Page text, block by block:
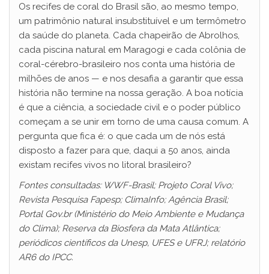
Os recifes de coral do Brasil são, ao mesmo tempo,
um patrimônio natural insubstituível e um termômetro
da saúde do planeta. Cada chapeirão de Abrolhos,
cada piscina natural em Maragogi e cada colônia de
coral-cérebro-brasileiro nos conta uma história de
milhões de anos — e nos desafia a garantir que essa
história não termine na nossa geração. A boa notícia
é que a ciência, a sociedade civil e o poder público
começam a se unir em torno de uma causa comum. A
pergunta que fica é: o que cada um de nós está
disposto a fazer para que, daqui a 50 anos, ainda
existam recifes vivos no litoral brasileiro?
Fontes consultadas: WWF-Brasil; Projeto Coral Vivo;
Revista Pesquisa Fapesp; ClimaInfo; Agência Brasil;
Portal Gov.br (Ministério do Meio Ambiente e Mudança
do Clima); Reserva da Biosfera da Mata Atlântica;
periódicos científicos da Unesp, UFES e UFRJ; relatório
AR6 do IPCC.